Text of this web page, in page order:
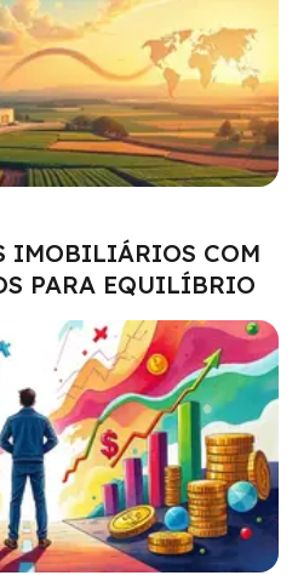
IMOBILIÁRIOS COM
PARA EQUILÍBRIO